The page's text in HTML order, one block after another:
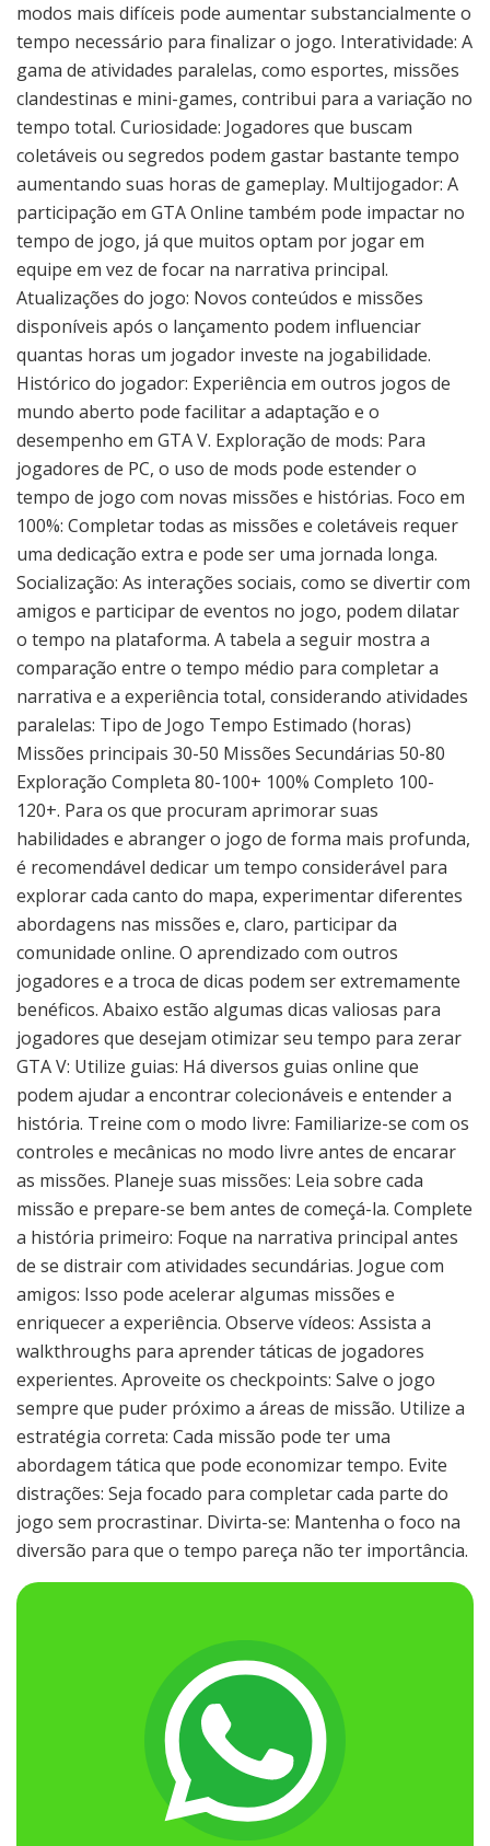
modos mais difíceis pode aumentar substancialmente o
tempo necessário para finalizar o jogo. Interatividade: A
gama de atividades paralelas, como esportes, missões
clandestinas e mini-games, contribui para a variação no
tempo total. Curiosidade: Jogadores que buscam
coletáveis ou segredos podem gastar bastante tempo
aumentando suas horas de gameplay. Multijogador: A
participação em GTA Online também pode impactar no
tempo de jogo, já que muitos optam por jogar em
equipe em vez de focar na narrativa principal.
Atualizações do jogo: Novos conteúdos e missões
disponíveis após o lançamento podem influenciar
quantas horas um jogador investe na jogabilidade.
Histórico do jogador: Experiência em outros jogos de
mundo aberto pode facilitar a adaptação e o
desempenho em GTA V. Exploração de mods: Para
jogadores de PC, o uso de mods pode estender o
tempo de jogo com novas missões e histórias. Foco em
100%: Completar todas as missões e coletáveis requer
uma dedicação extra e pode ser uma jornada longa.
Socialização: As interações sociais, como se divertir com
amigos e participar de eventos no jogo, podem dilatar
o tempo na plataforma. A tabela a seguir mostra a
comparação entre o tempo médio para completar a
narrativa e a experiência total, considerando atividades
paralelas: Tipo de Jogo Tempo Estimado (horas)
Missões principais 30-50 Missões Secundárias 50-80
Exploração Completa 80-100+ 100% Completo 100-
120+. Para os que procuram aprimorar suas
habilidades e abranger o jogo de forma mais profunda,
é recomendável dedicar um tempo considerável para
explorar cada canto do mapa, experimentar diferentes
abordagens nas missões e, claro, participar da
comunidade online. O aprendizado com outros
jogadores e a troca de dicas podem ser extremamente
benéficos. Abaixo estão algumas dicas valiosas para
jogadores que desejam otimizar seu tempo para zerar
GTA V: Utilize guias: Há diversos guias online que
podem ajudar a encontrar colecionáveis e entender a
história. Treine com o modo livre: Familiarize-se com os
controles e mecânicas no modo livre antes de encarar
as missões. Planeje suas missões: Leia sobre cada
missão e prepare-se bem antes de começá-la. Complete
a história primeiro: Foque na narrativa principal antes
de se distrair com atividades secundárias. Jogue com
amigos: Isso pode acelerar algumas missões e
enriquecer a experiência. Observe vídeos: Assista a
walkthroughs para aprender táticas de jogadores
experientes. Aproveite os checkpoints: Salve o jogo
sempre que puder próximo a áreas de missão. Utilize a
estratégia correta: Cada missão pode ter uma
abordagem tática que pode economizar tempo. Evite
distrações: Seja focado para completar cada parte do
jogo sem procrastinar. Divirta-se: Mantenha o foco na
diversão para que o tempo pareça não ter importância.